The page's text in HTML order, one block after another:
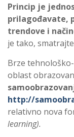
Princip je
prilagođavate,
trendove i
je tako,
Brze
oblast
http://
relativno nova
learning).